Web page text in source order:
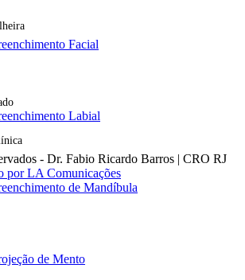
Facial
Labial
de Mandíbula
de Mento
- Dr. Fabio Ricardo Barros | CRO RJ
por LA Comunicações